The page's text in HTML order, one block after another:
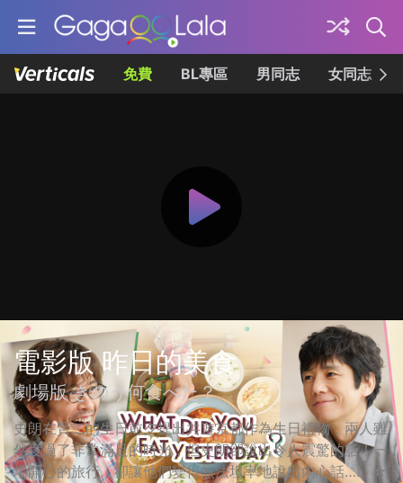
免費 BL專區 男同志 女同志
電影版 昨日的美食
劇場版 きのう何食べた？
史朗在賢二的生日前夕提出共遊京都作為生日禮物，兩人雖
然度過了非常滿足的時光，但史朗卻說出令人震驚的話！一
場開心的旅行，卻讓他們變得無法坦率地說出內心話…… ☆